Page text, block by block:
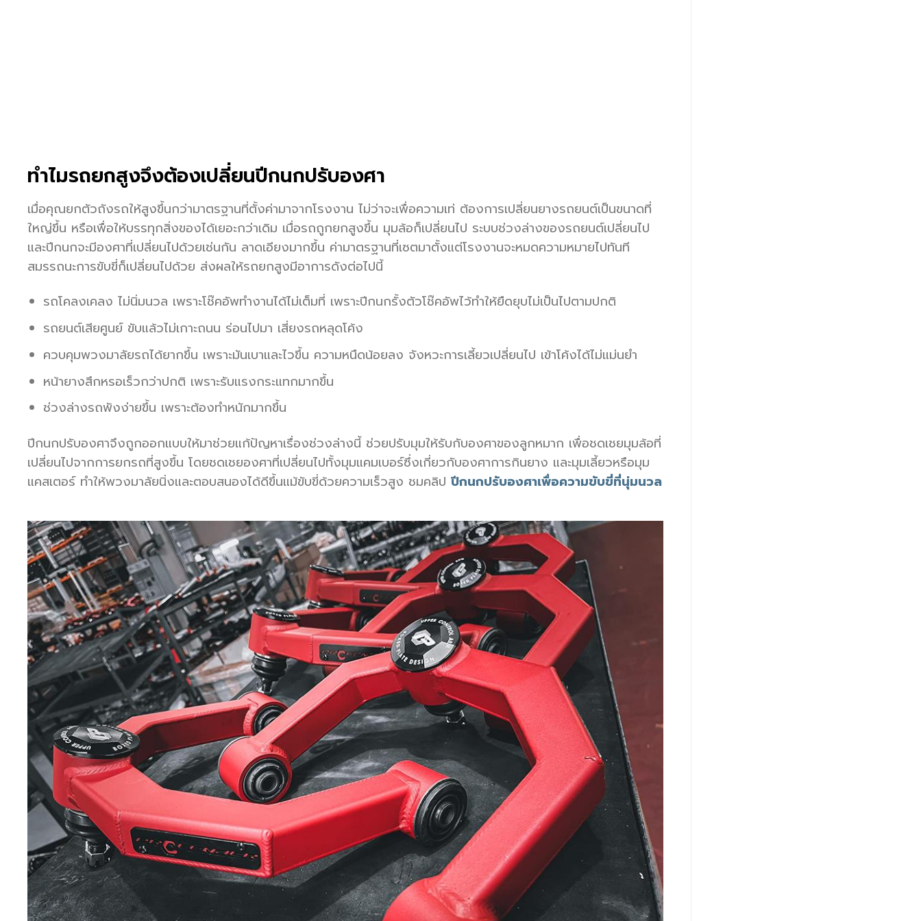
ทำไมรถยกสูงจึงต้องเปลี่ยนปีกนกปรับองศา
เมื่อคุณยกตัวถังรถให้สูงขึ้นกว่ามาตรฐานที่ตั้งค่ามาจากโรงงาน ไม่ว่าจะเพื่อความเท่ ต้องการเปลี่ยนยางรถยนต์เป็นขนาดที่
ใหญ่ขึ้น หรือเพื่อให้บรรทุกสิ่งของได้เยอะกว่าเดิม เมื่อรถถูกยกสูงขึ้น มุมล้อก็เปลี่ยนไป ระบบช่วงล่างของรถยนต์เปลี่ยนไป
และปีกนกจะมีองศาที่เปลี่ยนไปด้วยเช่นกัน ลาดเอียงมากขึ้น ค่ามาตรฐานที่เซตมาตั้งแต่โรงงานจะหมดความหมายไปทันที
สมรรถนะการขับขี่ก็เปลี่ยนไปด้วย ส่งผลให้รถยกสูงมีอาการดังต่อไปนี้
รถโคลงเคลง ไม่นิ่มนวล เพราะโช๊คอัพทำงานได้ไม่เต็มที่ เพราะปีกนกรั้งตัวโช๊คอัพไว้ทำให้ยืดยุบไม่เป็นไปตามปกติ
รถยนต์เสียศูนย์ ขับแล้วไม่เกาะถนน ร่อนไปมา เสี่ยงรถหลุดโค้ง
ควบคุมพวงมาลัยรถได้ยากขึ้น เพราะมันเบาและไวขึ้น ความหนืดน้อยลง จังหวะการเลี้ยวเปลี่ยนไป เข้าโค้งได้ไม่แม่นยำ
หน้ายางสึกหรอเร็วกว่าปกติ เพราะรับแรงกระแทกมากขึ้น
ช่วงล่างรถพังง่ายขึ้น เพราะต้องทำหนักมากขึ้น
ปีกนกปรับองศาจึงถูกออกแบบให้มาช่วยแก้ปัญหาเรื่องช่วงล่างนี้ ช่วยปรับมุมให้รับกับองศาของลูกหมาก เพื่อชดเชยมุมล้อที่
เปลี่ยนไปจากการยกรถที่สูงขึ้น โดยชดเชยองศาที่เปลี่ยนไปทั้งมุมแคมเบอร์ซึ่งเกี่ยวกับองศาการกินยาง และมุมเลี้ยวหรือมุม
แคสเตอร์ ทำให้พวงมาลัยนิ่งและตอบสนองได้ดีขึ้นแม้ขับขี่ด้วยความเร็วสูง ชมคลิป ปีกนกปรับองศาเพื่อความขับขี่ที่นุ่มนวล